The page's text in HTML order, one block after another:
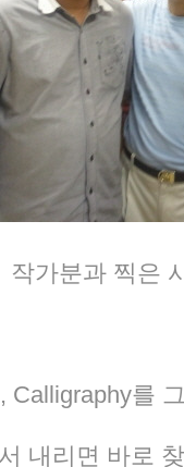
작가분과 찍은
Calligraphy를
내리면 바로